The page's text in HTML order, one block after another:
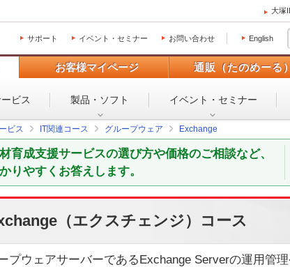
大塚
サポート イベント・セミナー お問い合わせ English
お客様マイページ 通販（たのめーる）
ビス 製品・ソフト イベント・ セミナー
ビス IT関連コース グループウェア Exchange
育成支援サービスの選び方や価格のご相談など、
りやすくお答えします。
（エクスチェンジ）コース
プウェアサーバーであるExchange Serverの運用管